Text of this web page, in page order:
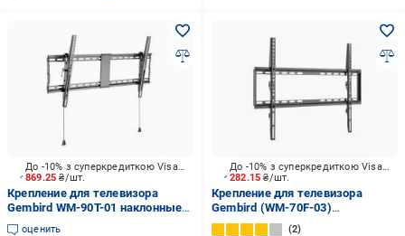
869.25₴/шт.
До -10% з суперкредиткою Visa Вигода
Крепление для телевизора
Gembird WM-90T-01 наклонные
43"-90" черный
оценить
282.15₴/шт.
До -10% з суперкредиткою Visa Вигода
Крепление для телевизора
Gembird (WM-70F-03)
фиксированные 37"-70" черный
2